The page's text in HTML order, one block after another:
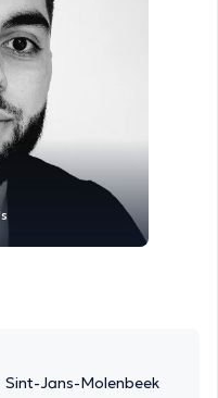
Sint-Jans-Molenbeek